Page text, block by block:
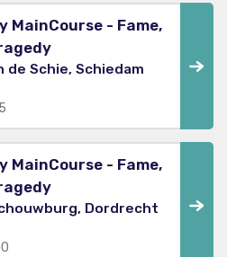
MainCourse - Fame,
de Schie, Schiedam
MainCourse - Fame,
Dordrecht